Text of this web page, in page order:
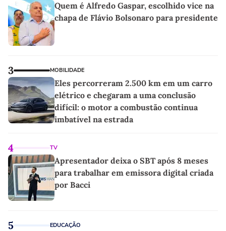
Quem é Alfredo Gaspar, escolhido vice na
chapa de Flávio Bolsonaro para presidente
3 MOBILIDADE
Eles percorreram 2.500 km em um carro
elétrico e chegaram a uma conclusão
difícil: o motor a combustão continua
imbatível na estrada
4 TV
Apresentador deixa o SBT após 8 meses
para trabalhar em emissora digital criada
por Bacci
5 EDUCAÇÃO